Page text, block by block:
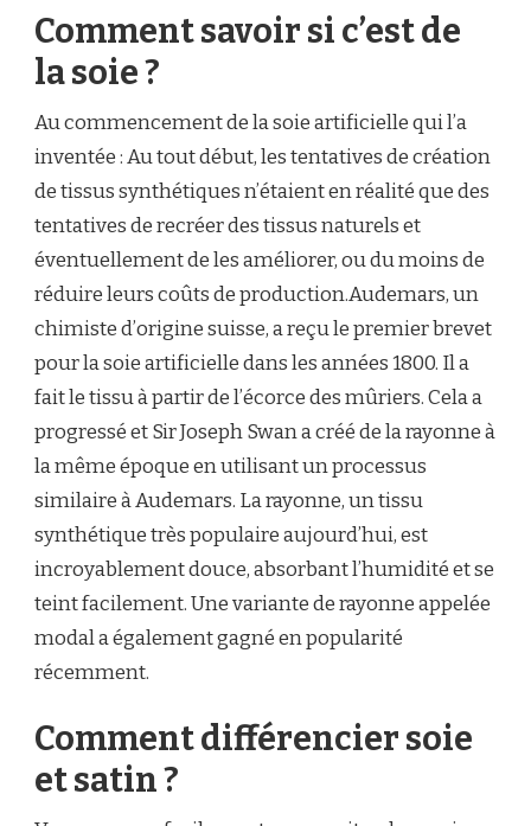
Comment savoir si c’est de
la soie ?
Au commencement de la soie artificielle qui l’a
inventée : Au tout début, les tentatives de création
de tissus synthétiques n’étaient en réalité que des
tentatives de recréer des tissus naturels et
éventuellement de les améliorer, ou du moins de
réduire leurs coûts de production.Audemars, un
chimiste d’origine suisse, a reçu le premier brevet
pour la soie artificielle dans les années 1800. Il a
fait le tissu à partir de l’écorce des mûriers. Cela a
progressé et Sir Joseph Swan a créé de la rayonne à
la même époque en utilisant un processus
similaire à Audemars. La rayonne, un tissu
synthétique très populaire aujourd’hui, est
incroyablement douce, absorbant l’humidité et se
teint facilement. Une variante de rayonne appelée
modal a également gagné en popularité
récemment.
Comment différencier soie
et satin ?